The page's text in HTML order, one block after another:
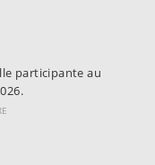
participante au